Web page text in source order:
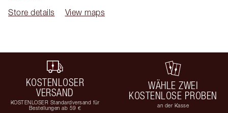
Store details
View maps
KOSTENLOSER
VERSAND
KOSTENLOSER Standardversand für
Bestellungen ab 59 €
WÄHLE ZWEI
KOSTENLOSE PROBEN
an der Kasse